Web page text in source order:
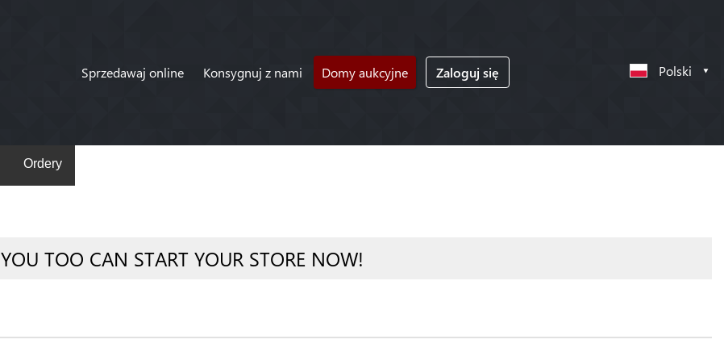
Sprzedawaj online Konsygnuj z nami Domy aukcyjne Zaloguj się Polski
Ordery
YOU TOO CAN START YOUR STORE NOW!